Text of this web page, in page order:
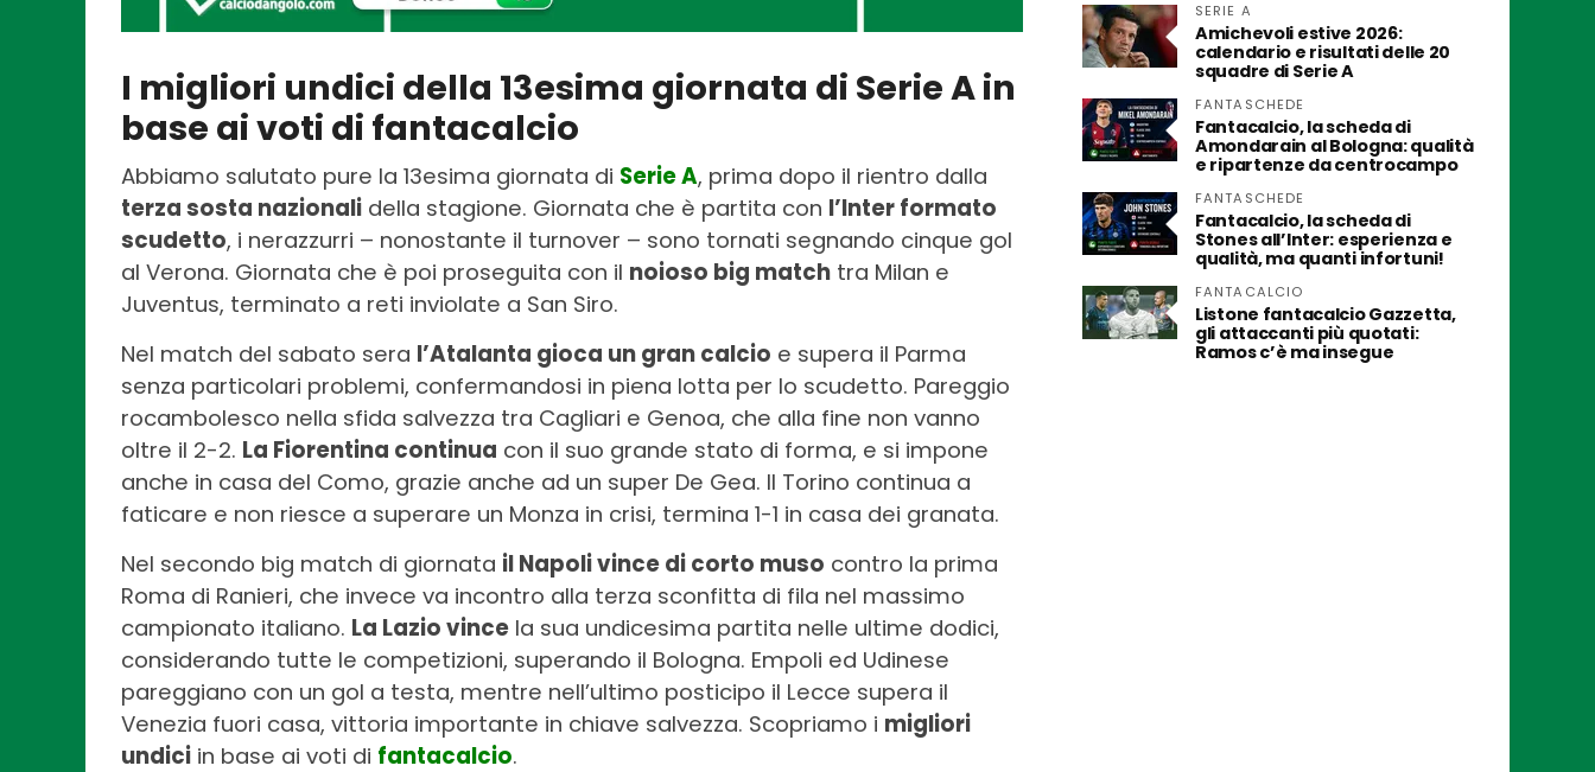
I migliori undici della 13esima giornata di Serie A in
base ai voti di fantacalcio
Abbiamo salutato pure la 13esima giornata di Serie A, prima dopo il rientro dalla
terza sosta nazionali della stagione. Giornata che è partita con l’Inter formato
scudetto, i nerazzurri – nonostante il turnover – sono tornati segnando cinque gol
al Verona. Giornata che è poi proseguita con il noioso big match tra Milan e
Juventus, terminato a reti inviolate a San Siro.
Nel match del sabato sera l’Atalanta gioca un gran calcio e supera il Parma
senza particolari problemi, confermandosi in piena lotta per lo scudetto. Pareggio
rocambolesco nella sfida salvezza tra Cagliari e Genoa, che alla fine non vanno
oltre il 2-2. La Fiorentina continua con il suo grande stato di forma, e si impone
anche in casa del Como, grazie anche ad un super De Gea. Il Torino continua a
faticare e non riesce a superare un Monza in crisi, termina 1-1 in casa dei granata.
Nel secondo big match di giornata il Napoli vince di corto muso contro la prima
Roma di Ranieri, che invece va incontro alla terza sconfitta di fila nel massimo
campionato italiano. La Lazio vince la sua undicesima partita nelle ultime dodici,
considerando tutte le competizioni, superando il Bologna. Empoli ed Udinese
pareggiano con un gol a testa, mentre nell’ultimo posticipo il Lecce supera il
Venezia fuori casa, vittoria importante in chiave salvezza. Scopriamo i migliori
undici in base ai voti di fantacalcio.
SERIE A
Amichevoli estive 2026:
calendario e risultati delle 20
squadre di Serie A
FANTASCHEDE
Fantacalcio, la scheda di
Amondarain al Bologna: qualità
e ripartenze da centrocampo
FANTASCHEDE
Fantacalcio, la scheda di
Stones all’Inter: esperienza e
qualità, ma quanti infortuni!
FANTACALCIO
Listone fantacalcio Gazzetta,
gli attaccanti più quotati:
Ramos c’è ma insegue